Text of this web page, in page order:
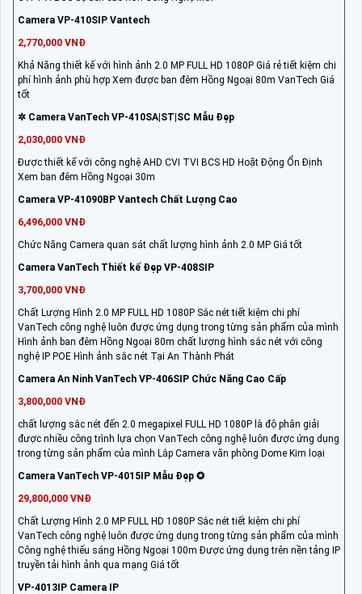
Camera VP-410SIP Vantech
2,770,000 VNĐ
Khả Năng thiết kế với hình ảnh 2.0 MP FULL HD 1080P Giá rẻ tiết kiệm chi
phí hình ảnh phù hợp Xem được ban đêm Hồng Ngoại 80m VanTech Giá
tốt
✲ Camera VanTech VP-410SA|ST|SC Mẫu Đẹp
2,030,000 VNĐ
Được thiết kế với công nghệ AHD CVI TVI BCS HD Hoặt Động Ổn Định
Xem ban đêm Hồng Ngoại 30m
Camera VP-41090BP Vantech Chất Lượng Cao
6,496,000 VNĐ
Chức Năng Camera quan sát chất lượng hình ảnh 2.0 MP Giá tốt
Camera VanTech Thiết kế Đẹp VP-408SIP
3,700,000 VNĐ
Chất Lượng Hình 2.0 MP FULL HD 1080P Sắc nét tiết kiệm chi phí
VanTech công nghệ luôn được ứng dụng trong từng sản phẩm của mình
Hình ảnh ban đêm Hồng Ngoại 80m chất lượng hình sắc nét với công
nghệ IP POE Hình ảnh sắc nét Tại An Thành Phát
Camera An Ninh VanTech VP-406SIP Chức Năng Cao Cấp
3,800,000 VNĐ
chất lượng sắc nét đến 2.0 megapixel FULL HD 1080P là độ phân giải
được nhiều công trình lựa chọn VanTech công nghệ luôn được ứng dụng
trong từng sản phẩm của mình Lắp Camera văn phòng Dome Kim loại
Camera VanTech VP-4015IP Mẫu Đẹp ✪
29,800,000 VNĐ
Chất Lượng Hình 2.0 MP FULL HD 1080P Sắc nét tiết kiệm chi phí
VanTech công nghệ luôn được ứng dụng trong từng sản phẩm của mình
Công nghệ thiếu sáng Hồng Ngoại 100m Được ứng dụng trên nền tảng IP
truyền tải hình ảnh qua mạng Giá tốt
VP-4013IP Camera IP